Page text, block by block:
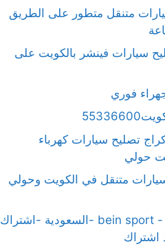
متنقل متطور على الطريق
سيارات فينشر بالكويت على
فوري
تصليح سيارات كهرباء
حولي
متنقل في الكويت وحولي
بي ان سبورت - bein sport -السعودية -اشتراك
اشتراك